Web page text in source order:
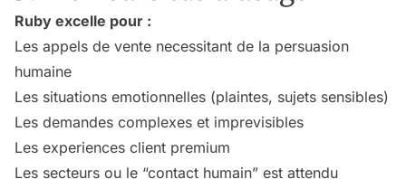
Ruby excelle pour :
Les appels de vente necessitant de la persuasion
humaine
Les situations emotionnelles (plaintes, sujets sensibles)
Les demandes complexes et imprevisibles
Les experiences client premium
Les secteurs ou le “contact humain” est attendu